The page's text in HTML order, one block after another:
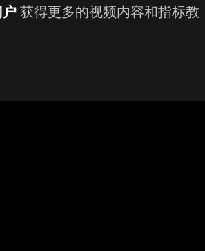
获得更多的视频内容和指标教